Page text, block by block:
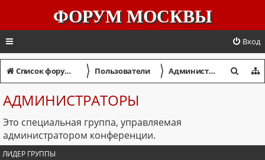
ФОРУМ МОСКВЫ
Вход
Список форумов 〉 Пользователи 〉 Администраторы
АДМИНИСТРАТОРЫ
Это специальная группа, управляемая
администратором конференции.
ЛИДЕР ГРУППЫ